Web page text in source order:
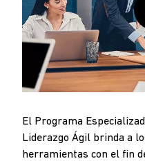
LA
NAVEGACIÓN
El Programa
Liderazgo Ágil brinda a
herramientas con el fin